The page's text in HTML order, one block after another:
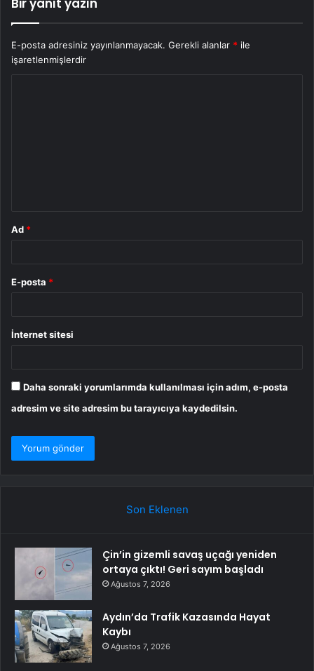
E-posta adresiniz yayınlanmayacak. Gerekli alanlar * ile
işaretlenmişlerdir
Ad *
E-posta *
İnternet sitesi
Daha sonraki yorumlarımda kullanılması için adım, e-posta
adresim ve site adresim bu tarayıcıya kaydedilsin.
Son Eklenen
Çin’in gizemli savaş uçağı yeniden
ortaya çıktı! Geri sayım başladı
Ağustos 7, 2026
Aydın’da Trafik Kazasında Hayat
Kaybı
Ağustos 7, 2026